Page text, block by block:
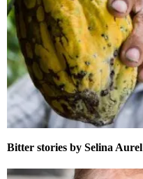
Bitter stories by Selina Aurel